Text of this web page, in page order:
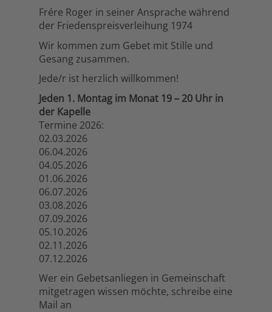
Frére Roger in seiner Ansprache während
der Friedenspreisverleihung 1974
Wir kommen zum Gebet mit Stille und
Gesang zusammen.
Jede/r ist herzlich willkommen!
Jeden 1. Montag im Monat 19 – 20 Uhr in
der Kapelle
Termine 2026:
02.03.2026
06.04.2026
04.05.2026
01.06.2026
06.07.2026
03.08.2026
07.09.2026
05.10.2026
02.11.2026
07.12.2026
Wer ein Gebetsanliegen in Gemeinschaft
mitgetragen wissen möchte, schreibe eine
Mail an